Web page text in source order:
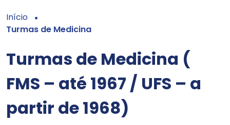
Início
Turmas de Medicina
Turmas de Medicina (
FMS – até 1967 / UFS – a
partir de 1968)